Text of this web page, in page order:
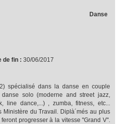
Danse
de fin : 30/06/2017
spécialisé dans la danse en couple
solo (moderne and street jazz,
line dance,...) , zumba, fitness, etc...
Ministère du Travail. Diplà´més au plus
progresser à la vitesse ''Grand V''.